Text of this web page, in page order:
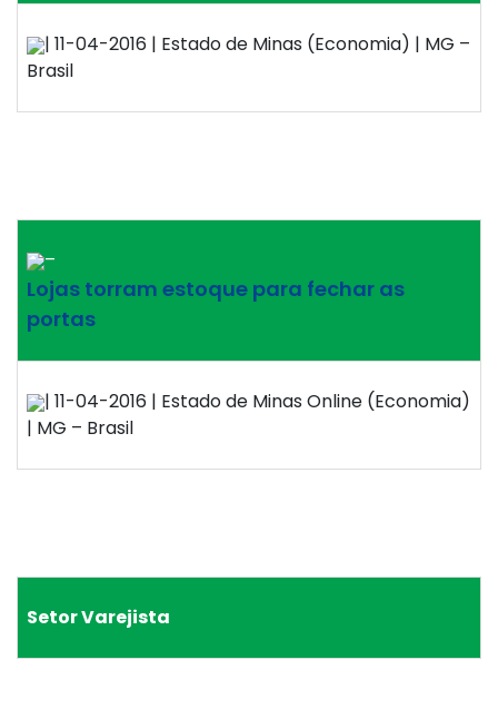
| 11-04-2016 | Estado de Minas (Economia) | MG –
Brasil
–
Lojas torram estoque para fechar as
portas
| 11-04-2016 | Estado de Minas Online (Economia)
| MG – Brasil
Setor Varejista